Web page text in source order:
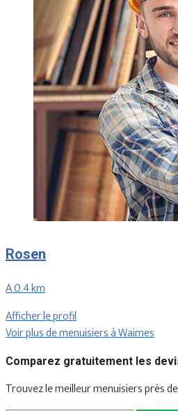
Rosen
A 0.4 km
Afficher le profil
Voir plus de menuisiers à Waimes
Comparez gratuitement les
Trouvez le meilleur menuisiers près